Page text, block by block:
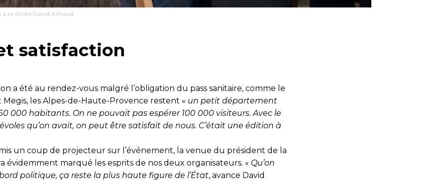
à sa droite David Ailhaud
satisfaction
a été au rendez-vous malgré l’obligation du pass sanitaire, comme le
les Alpes-de-Haute-Provence restent « un petit département
000 habitants. On ne pouvait pas espérer 100 000 visiteurs. Avec le
qu’on avait, on peut être satisfait de nous. C’était une édition à
un coup de projecteur sur l’événement, la venue du président de la
évidemment marqué les esprits de nos deux organisateurs. « Qu’on
politique, ça reste la plus haute figure de l’État, avance David